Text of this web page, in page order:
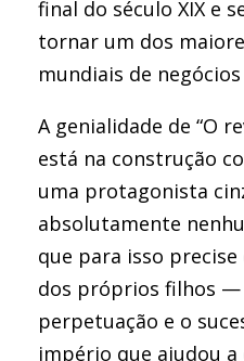
final do século XIX e
tornar um dos
mundiais de
A genialidade de “O
está na construção
uma protagonista
absolutamente
que para isso
dos próprios filhos
perpetuação e o
império que ajudou